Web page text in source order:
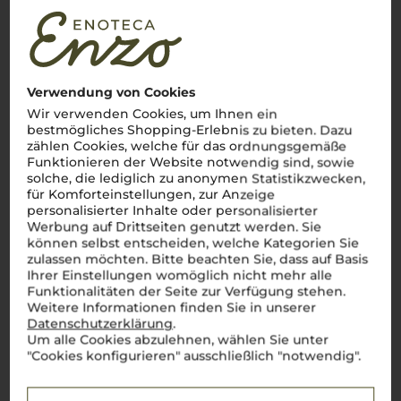
Verwendung von Cookies
Wir verwenden Cookies, um Ihnen ein
bestmögliches Shopping-Erlebnis zu bieten. Dazu
zählen Cookies, welche für das ordnungsgemäße
Funktionieren der Website notwendig sind, sowie
solche, die lediglich zu anonymen Statistikzwecken,
für Komforteinstellungen, zur Anzeige
personalisierter Inhalte oder personalisierter
Werbung auf Drittseiten genutzt werden. Sie
können selbst entscheiden, welche Kategorien Sie
zulassen möchten. Bitte beachten Sie, dass auf Basis
Ihrer Einstellungen womöglich nicht mehr alle
Funktionalitäten der Seite zur Verfügung stehen.
Weitere Informationen finden Sie in unserer
Datenschutzerklärung.
Um alle Cookies abzulehnen, wählen Sie unter
"Cookies konfigurieren" ausschließlich "notwendig".
James Suckling
97 Punkte
für den Jahrgang 2020
Kundenbewertungen (0)
Es ist noch keine
Kundenbewertung vorhanden.